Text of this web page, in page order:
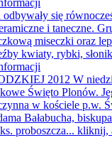
się
i taneczne.
miseczki oraz
kwiaty, rybki,
2012 W
Święto Plonów.
w kościele p.w.
Bałabucha, biskupa
proboszcza... kliknij,